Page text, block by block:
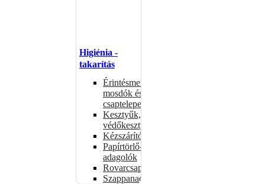
Higiénia -
takarítás
Érintésmentes
mosdók és
csaptelepek
Kesztyűk,
védőkesztyűk
Kézszárítók
Papírtörlő-
adagolók
Rovarcsapdák
Szappanadagolók